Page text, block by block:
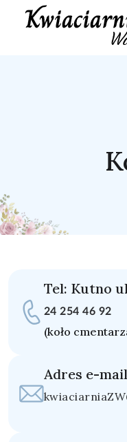
Tel: Kutno
24 254 46 92
(koło
Adres e-mail